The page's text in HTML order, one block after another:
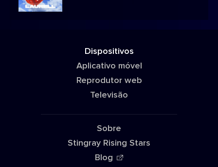
Dispositivos
Aplicativo móvel
Reprodutor web
Televisão
Sobre
Stingray Rising Stars
Blog